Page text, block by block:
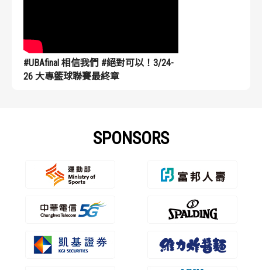
#UBAfinal 相信我們 #絕對可以！3/24-
26 大專籃球聯賽最終章
SPONSORS